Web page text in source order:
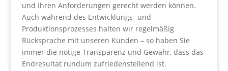
und Ihren Anforderungen gerecht werden können.
Auch während des Entwicklungs- und
Produktionsprozesses halten wir regelmäßig
Rücksprache mit unseren Kunden – so haben Sie
immer die nötige Transparenz und Gewähr, dass das
Endresultat rundum zufriedenstellend ist.